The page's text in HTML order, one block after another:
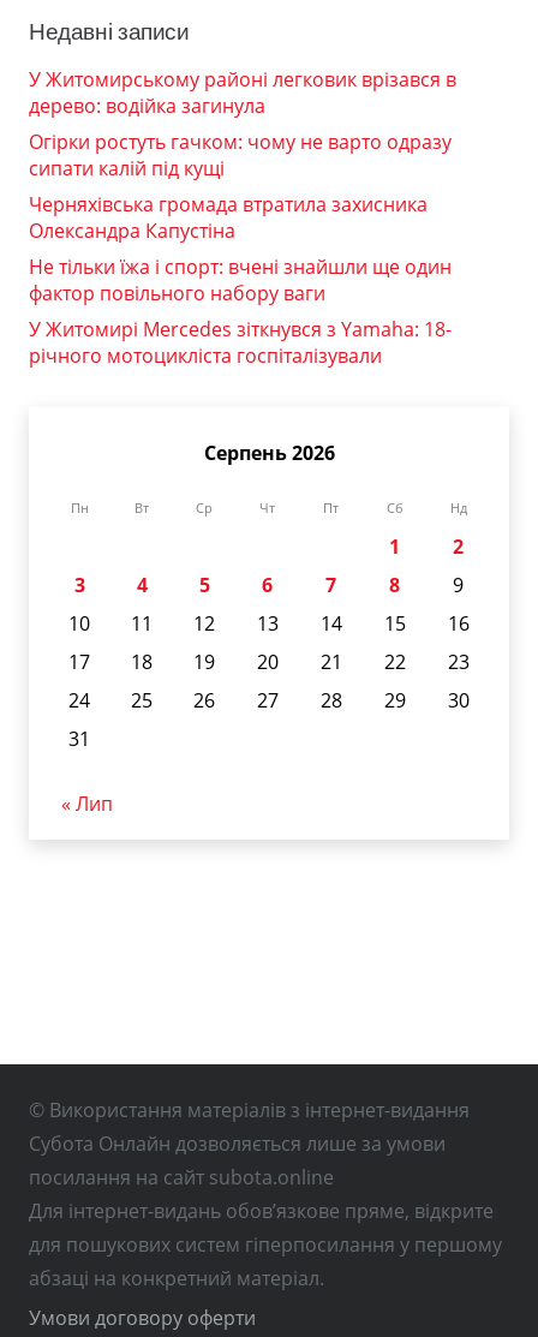
Недавні записи
У Житомирському районі легковик врізався в
дерево: водійка загинула
Огірки ростуть гачком: чому не варто одразу
сипати калій під кущі
Черняхівська громада втратила захисника
Олександра Капустіна
Не тільки їжа і спорт: вчені знайшли ще один
фактор повільного набору ваги
У Житомирі Mercedes зіткнувся з Yamaha: 18-
річного мотоцикліста госпіталізували
Серпень 2026
Пн Вт Ср Чт Пт Сб Нд
1
2
3
4 5 6 7 8
9
10
11 12 13 14 15
16
17
18 19 20 21 22
23
24
25 26 27 28 29
30
31
« Лип
© Використання матеріалів з інтернет-видання
Субота Онлайн дозволяється лише за умови
посилання на сайт subota.online
Для інтернет-видань обов’язкове пряме, відкрите
для пошукових систем гіперпосилання у першому
абзаці на конкретний матеріал.
Умови договору оферти